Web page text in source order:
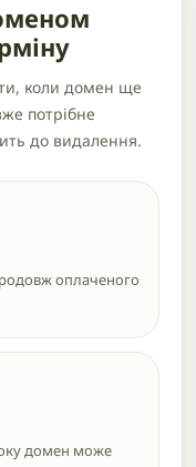
коли домен ще
потрібне
до видалення.
оплаченого
домен може